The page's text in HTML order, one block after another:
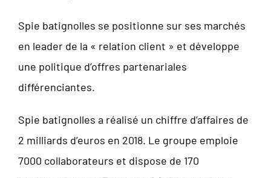
Spie batignolles se positionne sur ses marchés
en leader de la « relation client » et développe
une politique d’offres partenariales
différenciantes.
Spie batignolles a réalisé un chiffre d’affaires de
2 milliards d’euros en 2018. Le groupe emploie
7000 collaborateurs et dispose de 170